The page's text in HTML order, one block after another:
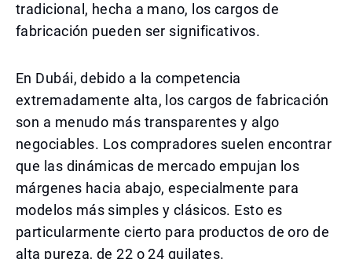
tradicional, hecha a mano, los cargos de
fabricación pueden ser significativos.
En Dubái, debido a la competencia
extremadamente alta, los cargos de fabricación
son a menudo más transparentes y algo
negociables. Los compradores suelen encontrar
que las dinámicas de mercado empujan los
márgenes hacia abajo, especialmente para
modelos más simples y clásicos. Esto es
particularmente cierto para productos de oro de
alta pureza, de 22 o 24 quilates.